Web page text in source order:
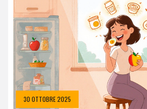
30 OTTOBRE 2025